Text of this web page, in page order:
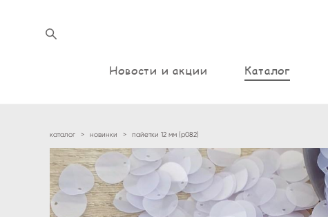
Новости и акции Каталог
каталог > новинки > пайетки 12 мм (p082)